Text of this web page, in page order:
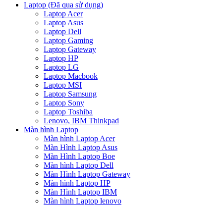
Laptop (Đã qua sử dụng)
Laptop Acer
Laptop Asus
Laptop Dell
Laptop Gaming
Laptop Gateway
Laptop HP
Laptop LG
Laptop Macbook
Laptop MSI
Laptop Samsung
Laptop Sony
Laptop Toshiba
Lenovo, IBM Thinkpad
Màn hình Laptop
Màn hình Laptop Acer
Màn Hình Laptop Asus
Màn Hình Laptop Boe
Màn hình Laptop Dell
Màn Hình Laptop Gateway
Màn hình Laptop HP
Màn Hình Laptop IBM
Màn hình Laptop lenovo